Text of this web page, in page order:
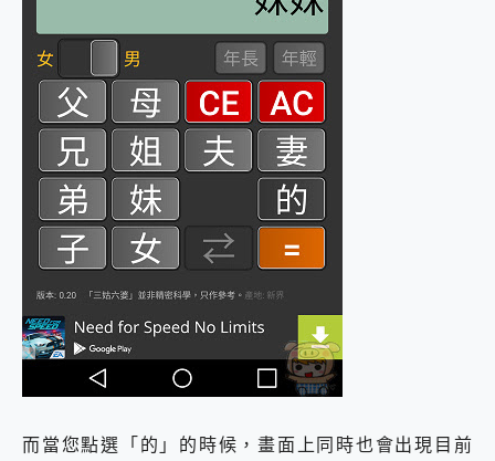
而當您點選「的」的時候，畫面上同時也會出現目前